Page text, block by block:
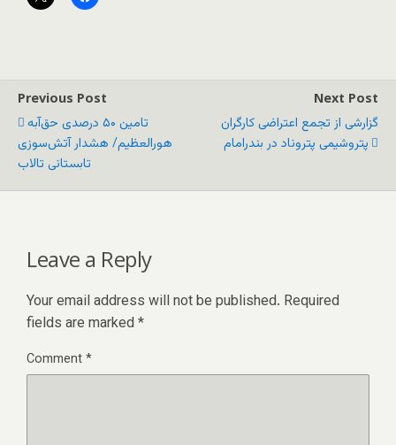
Previous Post
تامین ۵۰ درصدی حق‌آبه
هورالعظیم/ هشدار آتش‌سوزی
تابستانی تالاب
Next Post
گزارشی از تجمع اعتراضی کارگران
پتروشیمی پتروناد در بندرامام
Leave a Reply
Your email address will not be published. Required
fields are marked *
Comment*